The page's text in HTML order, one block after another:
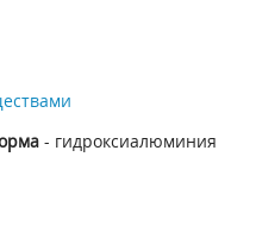
- гидроксиалюминия